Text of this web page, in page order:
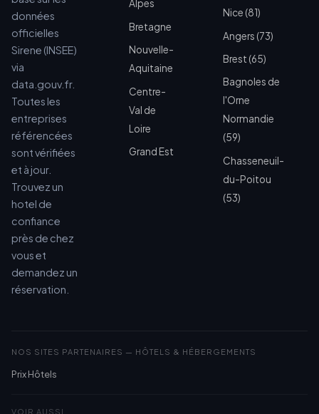
données
officielles
Sirene (INSEE)
via
data.gouv.fr.
Toutes les
entreprises
référencées
sont vérifiées
et à jour.
Trouvez un
hotel de
confiance
près de chez
vous et
demandez un
réservation.
Alpes
Bretagne
Nouvelle-
Aquitaine
Centre-
Val de
Loire
Grand Est
Nice (81)
Angers (73)
Brest (65)
Bagnoles de
l'Orne
Normandie
(59)
Chasseneuil-
du-Poitou
(53)
NOS SITES PARTENAIRES — HÔTELS & HÉBERGEMENTS
Prix Hôtels
VOIR AUSSI